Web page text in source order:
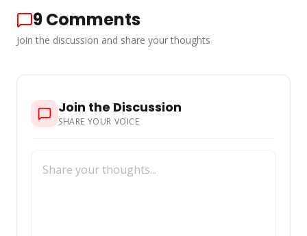
9Comments
Join the discussion and share your thoughts
Join the Discussion
SHARE YOUR VOICE